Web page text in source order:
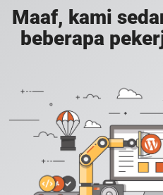
Maaf, kami
beberapa